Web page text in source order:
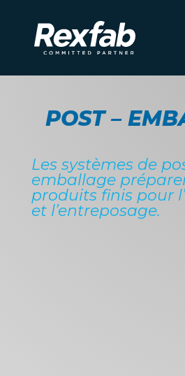
POST –
Les systèmes de
emballage
produits finis pour
et l’entreposage.